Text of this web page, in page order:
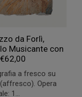
da Forlì,
Musicante con
€62,00
a fresco su
Opera
1...